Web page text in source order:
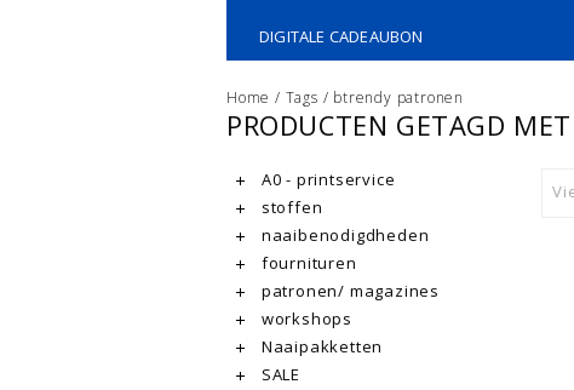
DIGITALE CADEAUBON
Home / Tags / btrendy patronen
PRODUCTEN GETAGD
A0 - printservice
stoffen
naaibenodigdheden
fournituren
patronen/ magazines
workshops
Naaipakketten
SALE